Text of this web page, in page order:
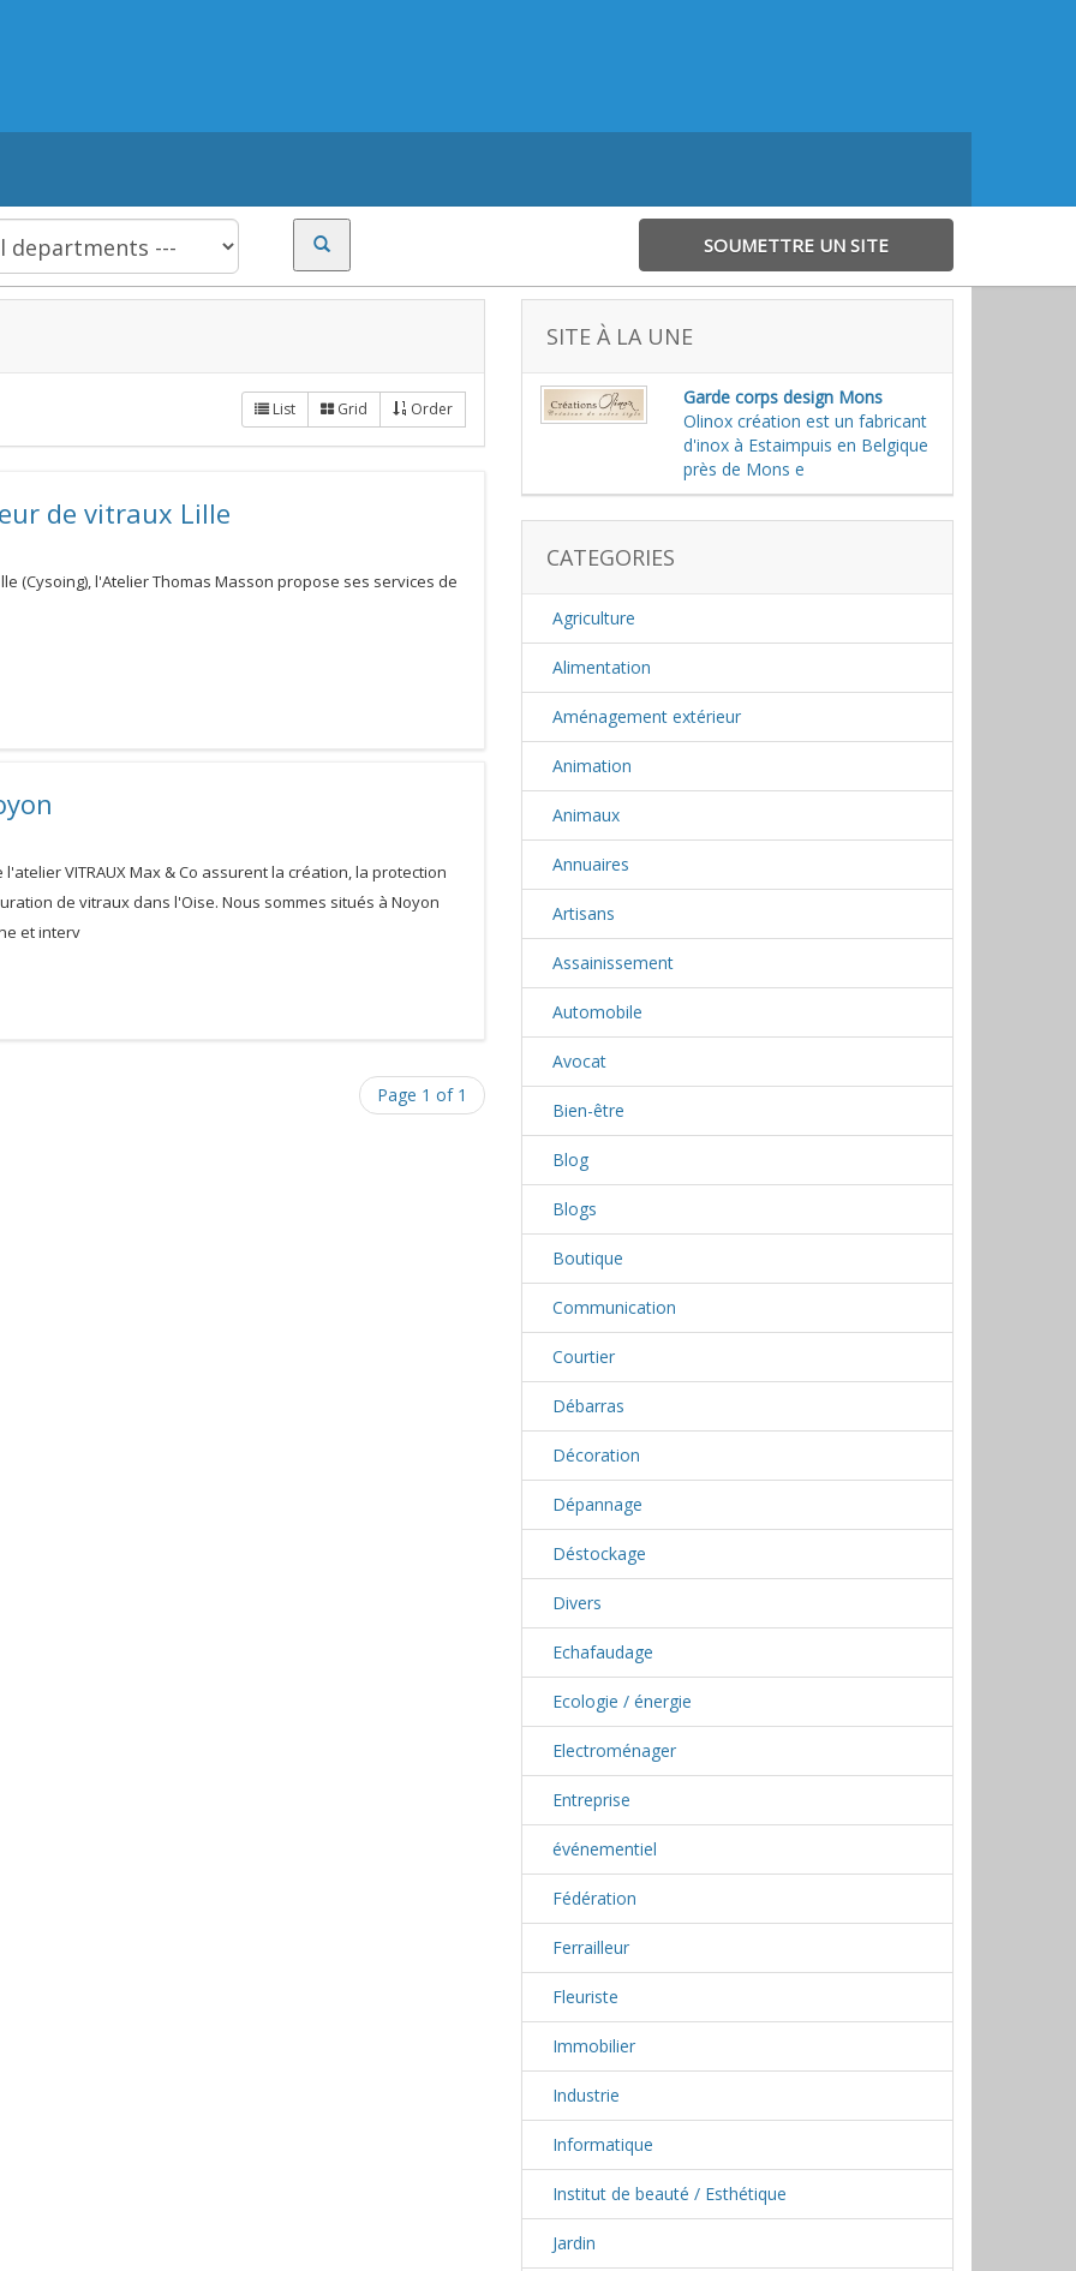
SOUMETTRE UN SITE
List Grid Order
de vitraux Lille
(Cysoing), l'Atelier Thomas Masson propose ses services de
VITRAUX Max & Co assurent la création, la protection
de vitraux dans l'Oise. Nous sommes situés à Noyon
et interv
Page 1 of 1
SITE À LA UNE
Garde corps design Mons
Olinox création est un fabricant
d'inox à Estaimpuis en Belgique
près de Mons e
CATEGORIES
Agriculture
Alimentation
Aménagement extérieur
Animation
Animaux
Annuaires
Artisans
Assainissement
Automobile
Avocat
Bien-être
Blog
Blogs
Boutique
Communication
Courtier
Débarras
Décoration
Dépannage
Déstockage
Divers
Echafaudage
Ecologie / énergie
Electroménager
Entreprise
événementiel
Fédération
Ferrailleur
Fleuriste
Immobilier
Industrie
Informatique
Institut de beauté / Esthétique
Jardin